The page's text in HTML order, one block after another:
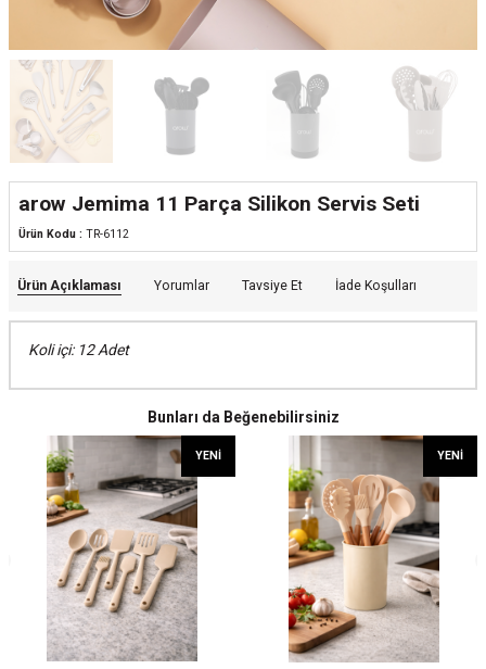
arow Jemima 11 Parça Silikon Servis Seti
Ürün Kodu : TR-6112
Ürün Açıklaması Yorumlar Tavsiye Et İade Koşulları
Koli içi: 12 Adet
Bunları da Beğenebilirsiniz
YENI YENI